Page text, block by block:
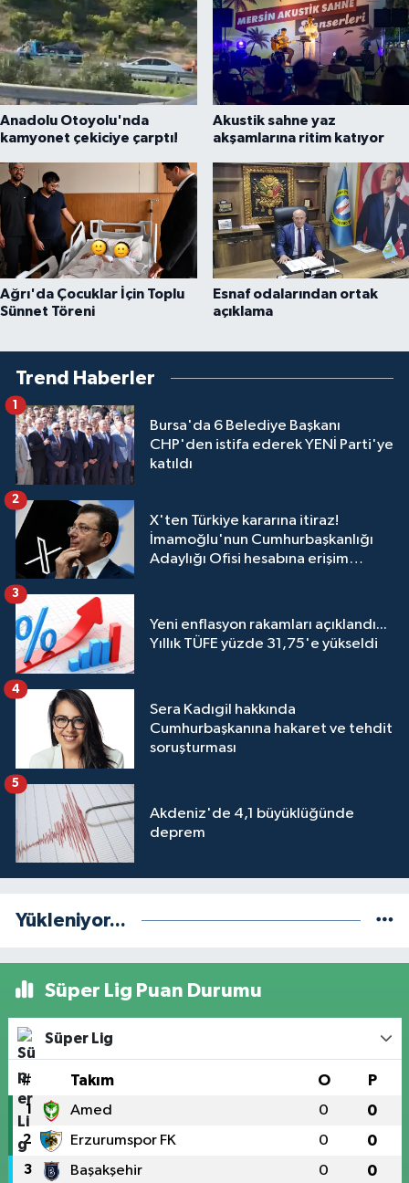
Anadolu Otoyolu'nda
kamyonet çekiciye çarptı!
Akustik sahne yaz
akşamlarına ritim katıyor
Ağrı'da Çocuklar İçin Toplu
Sünnet Töreni
Esnaf odalarından ortak
açıklama
Trend Haberler
Bursa'da 6 Belediye Başkanı
CHP'den istifa ederek YENİ Parti'ye
katıldı
1
X'ten Türkiye kararına itiraz!
İmamoğlu'nun Cumhurbaşkanlığı
Adaylığı Ofisi hesabına erişim
2
Yeni enflasyon rakamları açıklandı...
Yıllık TÜFE yüzde 31,75'e yükseldi
3
Sera Kadıgil hakkında
Cumhurbaşkanına hakaret ve tehdit
soruşturması
4
Akdeniz'de 4,1 büyüklüğünde
deprem
5
Yükleniyor...
Süper Lig Puan Durumu
Süper Lig
# Takım O P
1 Amed 0 0
2 Erzurumspor FK 0 0
3 Başakşehir 0 0